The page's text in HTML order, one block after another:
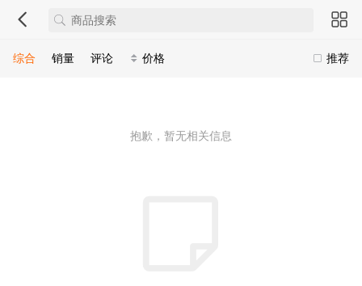
推荐
综合 销量 评论 价格
抱歉，暂无相关信息